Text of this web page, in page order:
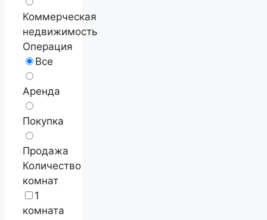
Коммерческая
недвижимость
Операция
Все
Аренда
Покупка
Продажа
Количество
комнат
1
комната